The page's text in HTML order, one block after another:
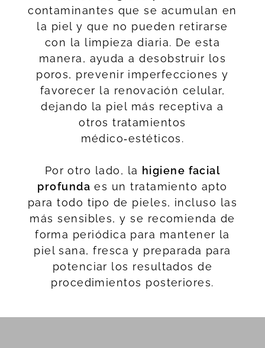
contaminantes que se acumulan en
la piel y que no pueden retirarse
con la limpieza diaria. De esta
manera, ayuda a desobstruir los
poros, prevenir imperfecciones y
favorecer la renovación celular,
dejando la piel más receptiva a
otros tratamientos
médico‑estéticos.
Por otro lado, la higiene facial
profunda es un tratamiento apto
para todo tipo de pieles, incluso las
más sensibles, y se recomienda de
forma periódica para mantener la
piel sana, fresca y preparada para
potenciar los resultados de
procedimientos posteriores.